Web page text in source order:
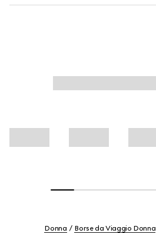
Donna Borse da Viaggio Donna